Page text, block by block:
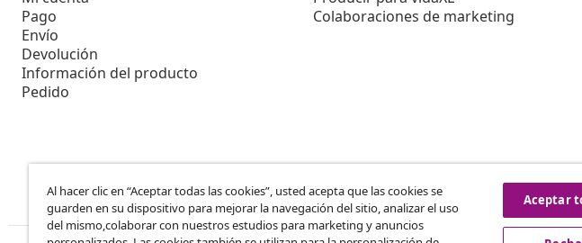
Pago
Envío
Devolución
Información del producto
Pedido
Colaboraciones de marketing
Al hacer clic en “Aceptar todas las cookies”, usted acepta que las cookies se
guarden en su dispositivo para mejorar la navegación del sitio, analizar el uso
del mismo,colaborar con nuestros estudios para marketing y anuncios
Aceptar